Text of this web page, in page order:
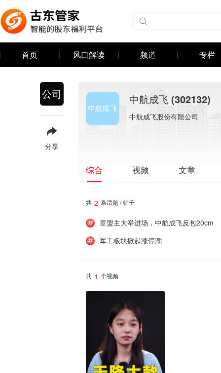
首页 风口解读 频道 专栏
公司
分享
中航成飞 (302132)
中航成飞股份有限公司
综合 视频 文章
共 2 条话题 / 帖子
章盟主大举进场，中航成飞反包20cm
军工板块掀起涨停潮
共 1 个视频